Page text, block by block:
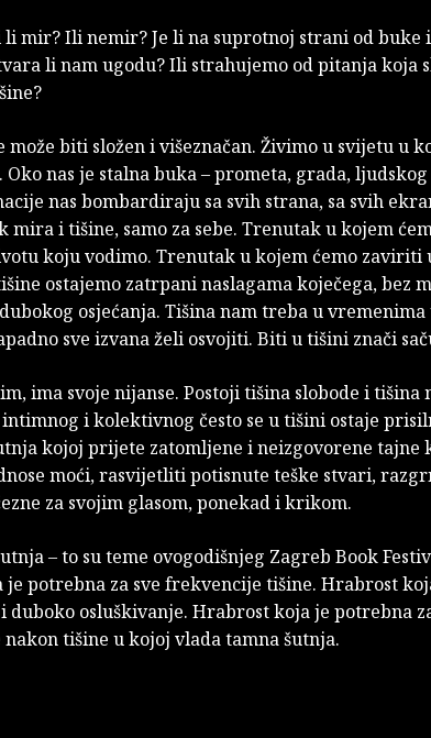
li mir? Ili nemir? Je li na suprotnoj strani od buke
li nam ugodu? Ili strahujemo od pitanja koja
može biti složen i višeznačan. Živimo u svijetu u
nas je stalna buka – prometa, grada,
nas bombardiraju sa svih strana, sa svih
i tišine, samo za sebe. Trenutak u kojem
koju vodimo. Trenutak u kojem ćemo zaviriti
ostajemo zatrpani naslagama koječega, bez
osjećanja. Tišina nam treba u vremenima
sve izvana želi osvojiti. Biti u tišini znači
ima svoje nijanse. Postoji tišina slobode i tišina
i kolektivnog često se u tišini ostaje
kojoj prijete zatomljene i neizgovorene tajne
moći, rasvijetliti potisnute teške stvari,
za svojim glasom, ponekad i krikom.
– to su teme ovogodišnjeg Zagreb Book
potrebna za sve frekvencije tišine. Hrabrost
duboko osluškivanje. Hrabrost koja je potrebna
tišine u kojoj vlada tamna šutnja.